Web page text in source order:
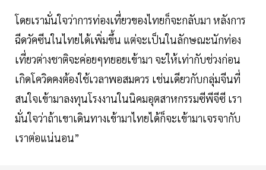
โดยเรามั่นใจว่าการท่องเที่ยวของไทยก็จะกลับมา หลังการ
ฉีดวัคซีนในไทยได้เพิ่มขึ้น แต่จะเป็นในลักษณะนักท่อง
เที่ยวต่างชาติจะค่อยๆทยอยเข้ามา จะให้เท่ากับช่วงก่อน
เกิดโควิดคงต้องใช้เวลาพอสมควร เช่นเดียวกับกลุ่มจีนที่
สนใจเข้ามาลงทุนโรงงานในนิคมอุตสาหกรรมซีพีจีซี เรา
มั่นใจว่าถ้าเขาเดินทางเข้ามาไทยได้ก็จะเข้ามาเจรจากับ
เราต่อแน่นอน”